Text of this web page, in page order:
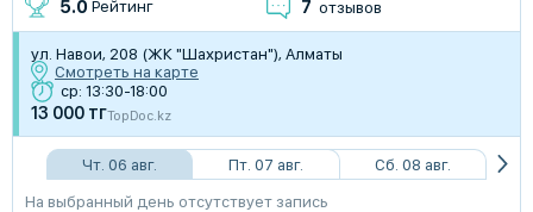
5.0 Рейтинг 7 отзывов
ул. Навои, 208 (ЖК "Шахристан"), Алматы
Смотреть на карте
ср: 13:30-18:00
13 000 тгTopDoc.kz
Чт. 06 авг. Пт. 07 авг.
Сб. 08 авг.
На выбранный день отсутствует запись